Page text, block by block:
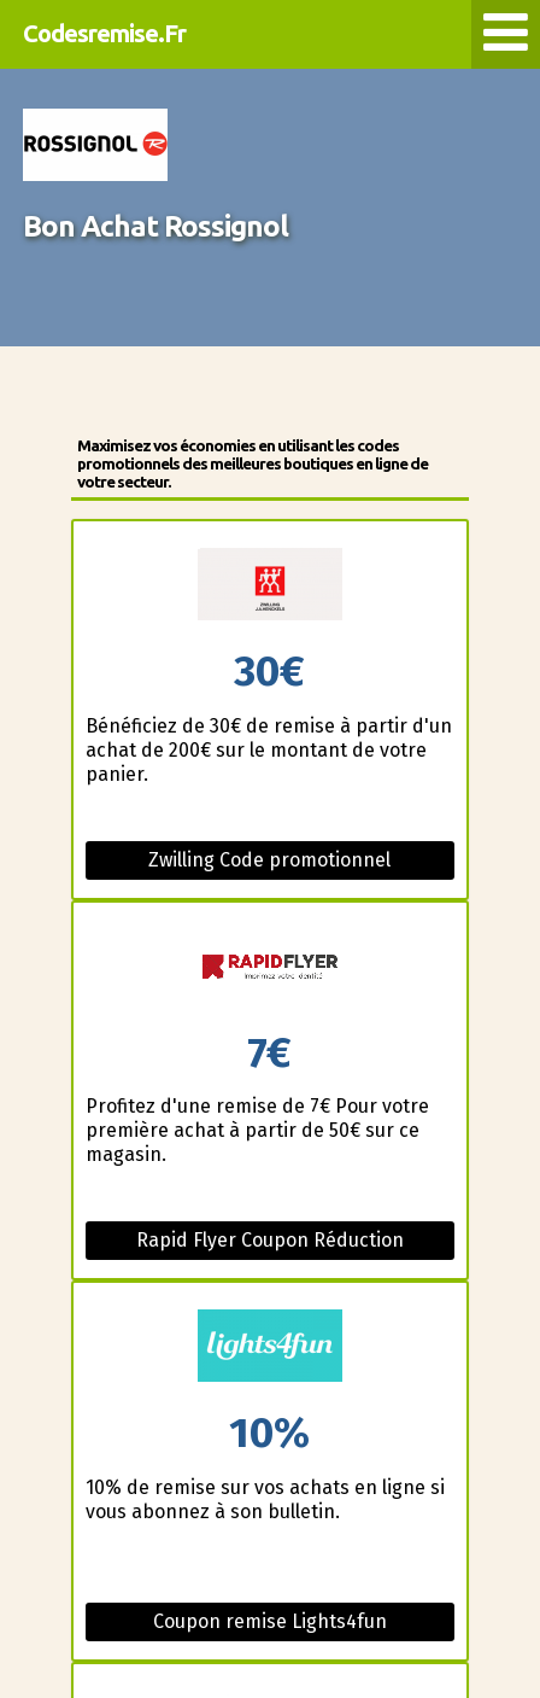
Codesremise.Fr
Bon Achat Rossignol
Maximisez vos économies en utilisant les codes
promotionnels des meilleures boutiques en ligne de
votre secteur.
30€
Bénéficiez de 30€ de remise à partir d'un
achat de 200€ sur le montant de votre
panier.
Zwilling Code promotionnel
7€
Profitez d'une remise de 7€ Pour votre
première achat à partir de 50€ sur ce
magasin.
Rapid Flyer Coupon Réduction
10%
10% de remise sur vos achats en ligne si
vous abonnez à son bulletin.
Coupon remise Lights4fun